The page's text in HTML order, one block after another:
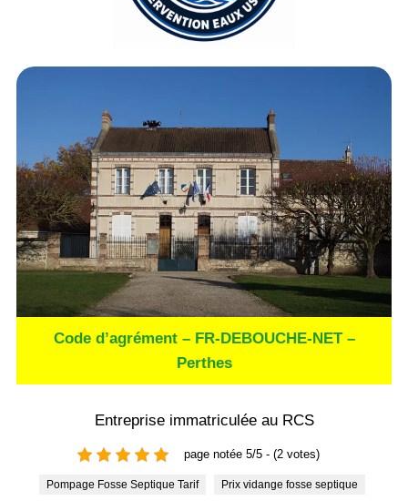
Code d’agrément – FR-DEBOUCHE-NET –
Perthes
Entreprise immatriculée au RCS
page notée 5/5 - (2 votes)
Pompage Fosse Septique Tarif Prix vidange fosse septique